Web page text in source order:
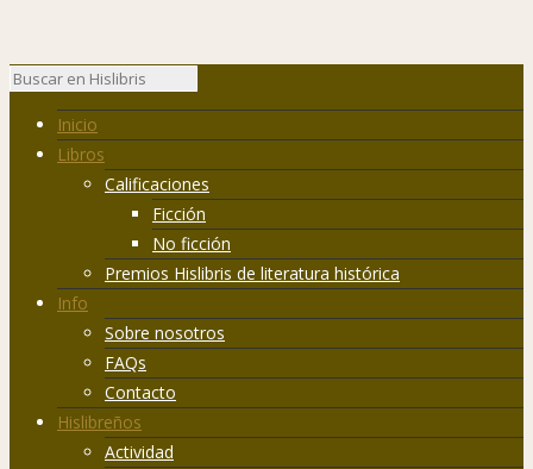
Inicio
Libros
Calificaciones
Ficción
No ficción
Premios Hislibris de literatura histórica
Info
Sobre nosotros
FAQs
Contacto
Hislibreños
Actividad